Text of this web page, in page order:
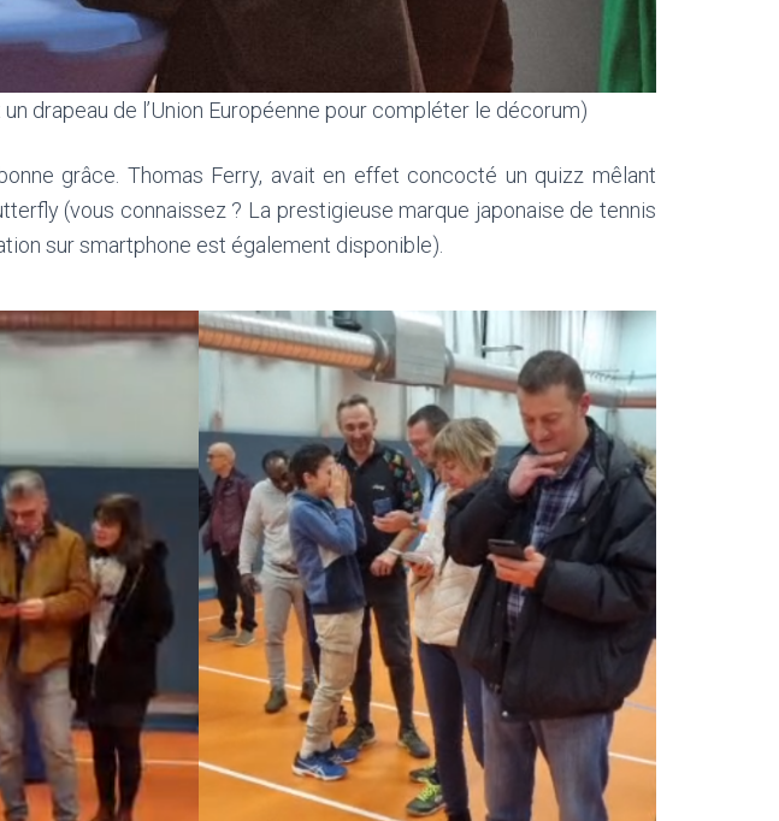
drapeau de l’Union Européenne pour compléter le décorum)
grâce. Thomas Ferry, avait en effet concocté un quizz mêlant
(vous connaissez ? La prestigieuse marque japonaise de tennis
sur smartphone est également disponible).